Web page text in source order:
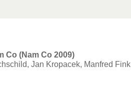
Co (Nam Co 2009)
Jan Kropacek, Manfred Fink